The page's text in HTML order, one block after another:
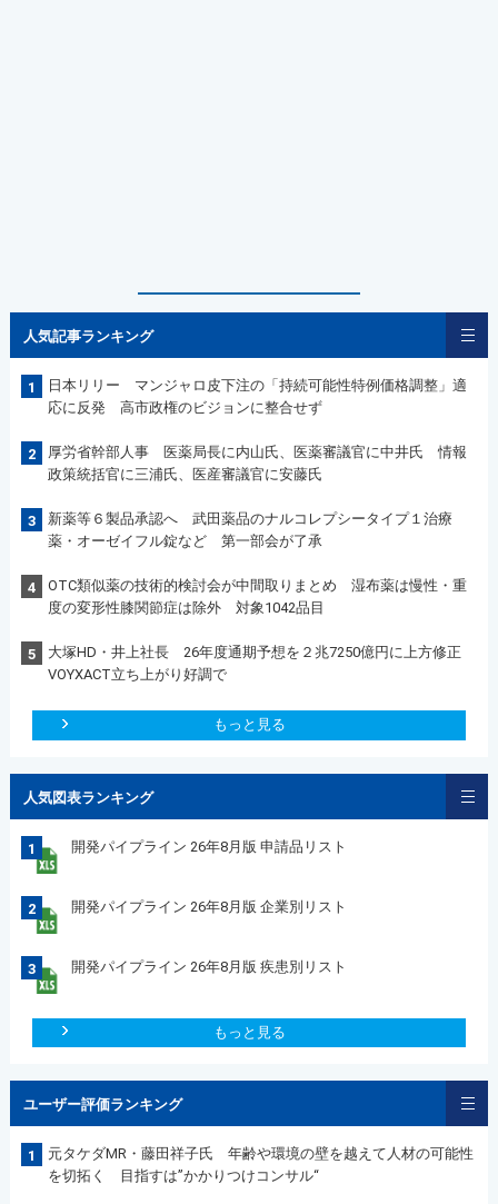
人気記事ランキング
1
日本リリー マンジャロ皮下注の「持続可能性特例価格調整」適
応に反発 高市政権のビジョンに整合せず
2
厚労省幹部人事 医薬局長に内山氏、医薬審議官に中井氏 情報
政策統括官に三浦氏、医産審議官に安藤氏
3
新薬等６製品承認へ 武田薬品のナルコレプシータイプ１治療
薬・オーゼイフル錠など 第一部会が了承
4
OTC類似薬の技術的検討会が中間取りまとめ 湿布薬は慢性・重
度の変形性膝関節症は除外 対象1042品目
5
大塚HD・井上社長 26年度通期予想を２兆7250億円に上方修正
VOYXACT立ち上がり好調で
もっと見る
人気図表ランキング
1 開発パイプライン 26年8月版 申請品リスト
2 開発パイプライン 26年8月版 企業別リスト
3 開発パイプライン 26年8月版 疾患別リスト
もっと見る
ユーザー評価ランキング
1
元タケダMR・藤田祥子氏 年齢や環境の壁を越えて人材の可能性
を切拓く 目指すは”かかりつけコンサル“